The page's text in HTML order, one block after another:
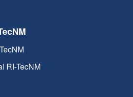
RI-TecNM